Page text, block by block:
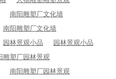
南阳雕塑厂文化墙
南阳雕塑厂文化墙
园林景观小品
园林景观小品
雕塑厂园林景观
南阳雕塑厂园林景观